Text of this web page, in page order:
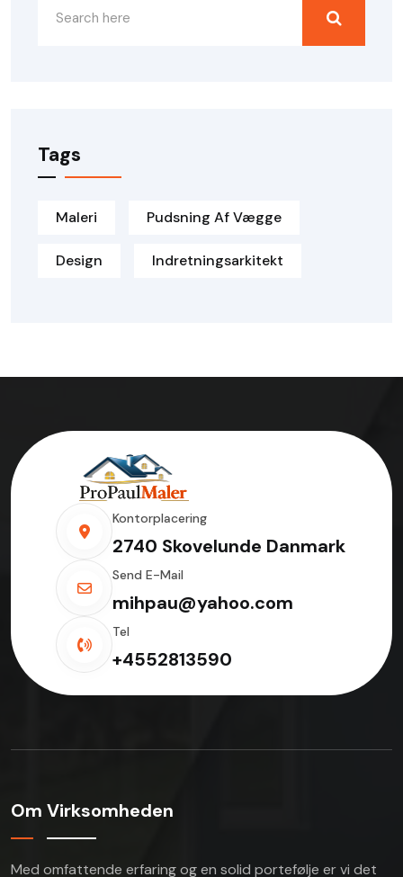
Tags
Maleri Pudsning Af Vægge
Design Indretningsarkitekt
Kontorplacering
2740 Skovelunde Danmark
Send E-Mail
mihpau@yahoo.com
Tel
+4552813590
Om Virksomheden
Med omfattende erfaring og en solid portefølje er vi det